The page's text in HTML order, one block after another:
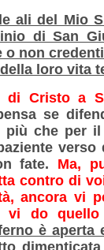
ali del Mio
di San
o non
loro vita
di Cristo a
se
più che per
fate. Ma,
contro di
ancora vi
vi do quello
è